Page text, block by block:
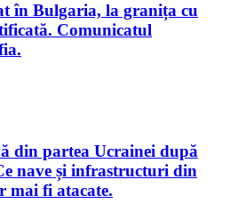
în Bulgaria, la granița cu
Comunicatul
din partea Ucrainei după
nave și infrastructuri din
mai fi atacate.